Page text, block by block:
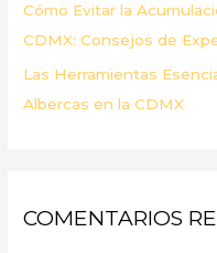
Cómo Evitar la
CDMX: Consejos de
Las Herramientas
Albercas en la CDMX
COMENTARIOS